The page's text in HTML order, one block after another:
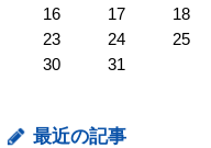
16
17 18
23
24 25
30
31
最近の記事